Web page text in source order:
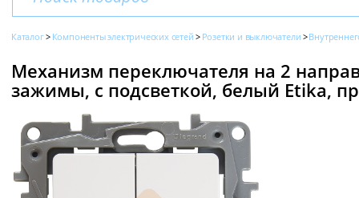
Каталог Компоненты электрических сетей Розетки и выключатели
Механизм переключателя на 2
зажимы, с подсветкой, белый Etika,